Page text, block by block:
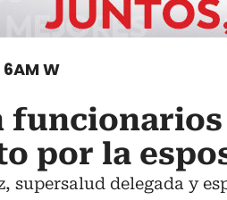
6AM W
por la
supersalud delegada y